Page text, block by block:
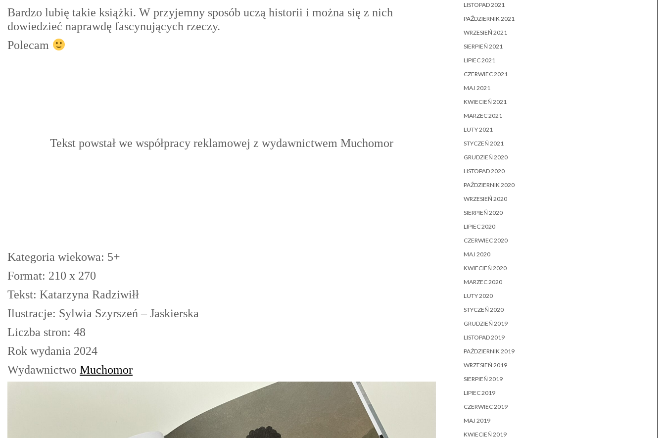
Bardzo lubię takie książki. W przyjemny sposób uczą historii i można się z nich
dowiedzieć naprawdę fascynujących rzeczy.
Polecam
Tekst powstał we współpracy reklamowej z wydawnictwem Muchomor
Kategoria wiekowa: 5+
Format: 210 x 270
Tekst: Katarzyna Radziwiłł
Ilustracje: Sylwia Szyrszeń – Jaskierska
Liczba stron: 48
Rok wydania 2024
Wydawnictwo Muchomor
LISTOPAD 2021
PAŹDZIERNIK 2021
WRZESIEŃ 2021
SIERPIEŃ 2021
LIPIEC 2021
CZERWIEC 2021
MAJ 2021
KWIECIEŃ 2021
MARZEC 2021
LUTY 2021
STYCZEŃ 2021
GRUDZIEŃ 2020
LISTOPAD 2020
PAŹDZIERNIK 2020
WRZESIEŃ 2020
SIERPIEŃ 2020
LIPIEC 2020
CZERWIEC 2020
MAJ 2020
KWIECIEŃ 2020
MARZEC 2020
LUTY 2020
STYCZEŃ 2020
GRUDZIEŃ 2019
LISTOPAD 2019
PAŹDZIERNIK 2019
WRZESIEŃ 2019
SIERPIEŃ 2019
LIPIEC 2019
CZERWIEC 2019
MAJ 2019
KWIECIEŃ 2019